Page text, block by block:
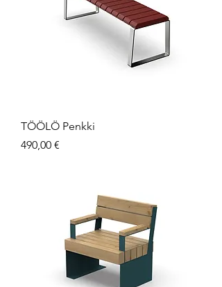
TÖÖLÖ Penkki
Hinta
490,00 €